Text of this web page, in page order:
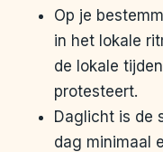
Op je
in het lokale
de lokale
protesteert.
Daglicht is de
dag minimaal